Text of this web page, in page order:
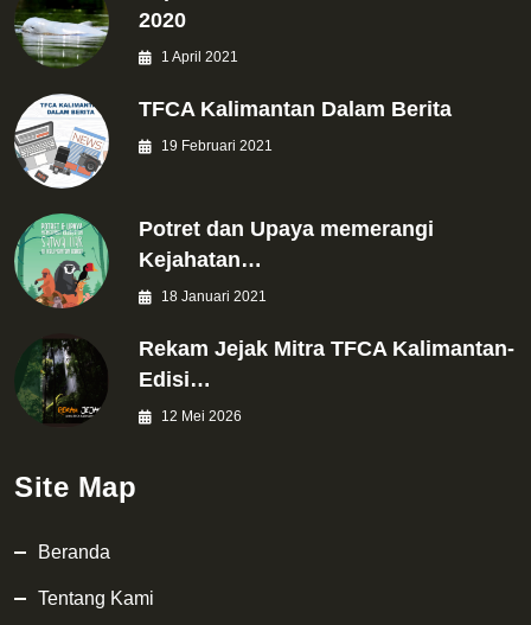
2020
1 April 2021
TFCA Kalimantan Dalam Berita
19 Februari 2021
Potret dan Upaya memerangi
Kejahatan…
18 Januari 2021
Rekam Jejak Mitra TFCA Kalimantan-
Edisi…
12 Mei 2026
Site Map
Beranda
Tentang Kami